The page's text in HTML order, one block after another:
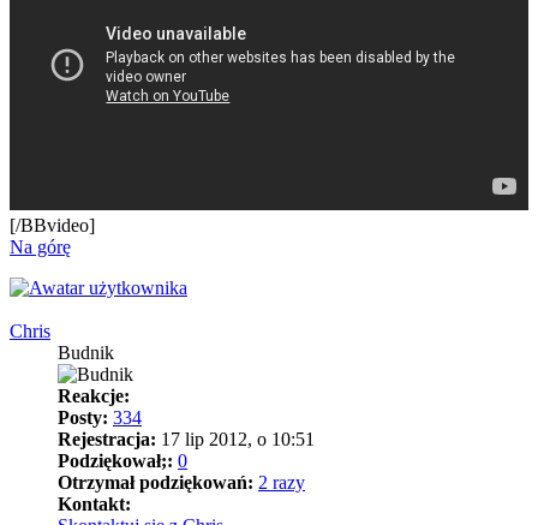
[/BBvideo]
Na górę
Chris
Budnik
Reakcje:
Posty: 334
Rejestracja: 17 lip 2012, o 10:51
Podziękował;: 0
Otrzymał podziękowań: 2 razy
Kontakt: